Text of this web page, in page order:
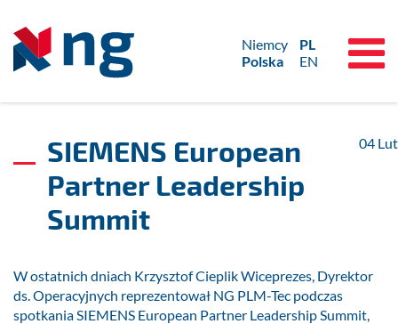
Niemcy
Polska
PL
EN
SIEMENS European
Partner Leadership
Summit
04 Lut
W ostatnich dniach Krzysztof Cieplik Wiceprezes, Dyrektor
ds. Operacyjnych reprezentował NG PLM-Tec podczas
spotkania SIEMENS European Partner Leadership Summit,